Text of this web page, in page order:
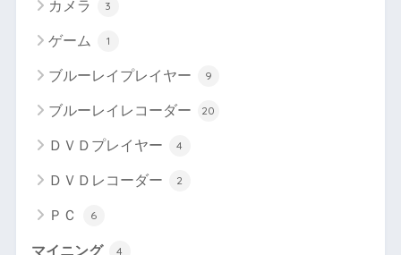
カメラ 3
ゲーム 1
ブルーレイプレイヤー 9
ブルーレイレコーダー 20
ＤＶＤプレイヤー 4
ＤＶＤレコーダー 2
ＰＣ 6
マイニング 4